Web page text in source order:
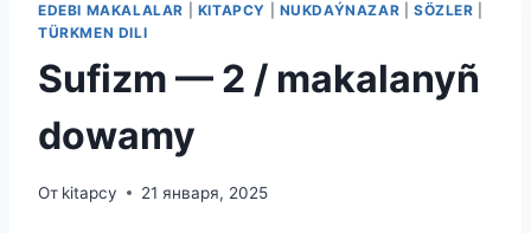
EDEBI MAKALALAR KITAPCY NUKDAÝNAZAR |SÖZLER
TÜRKMEN DILI
Sufizm — 2 / makalanyñ
dowamy
От kitapcy 21 января, 2025